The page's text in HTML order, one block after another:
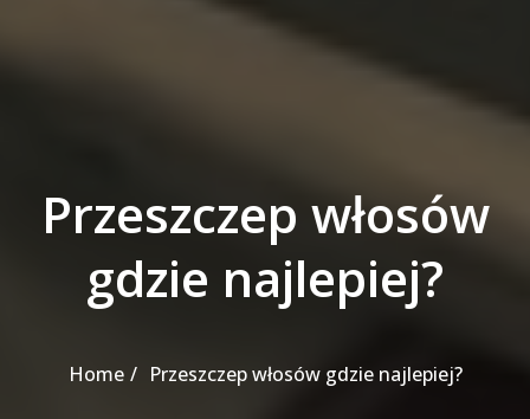
Przeszczep włosów
gdzie najlepiej?
Home Przeszczep włosów gdzie najlepiej?